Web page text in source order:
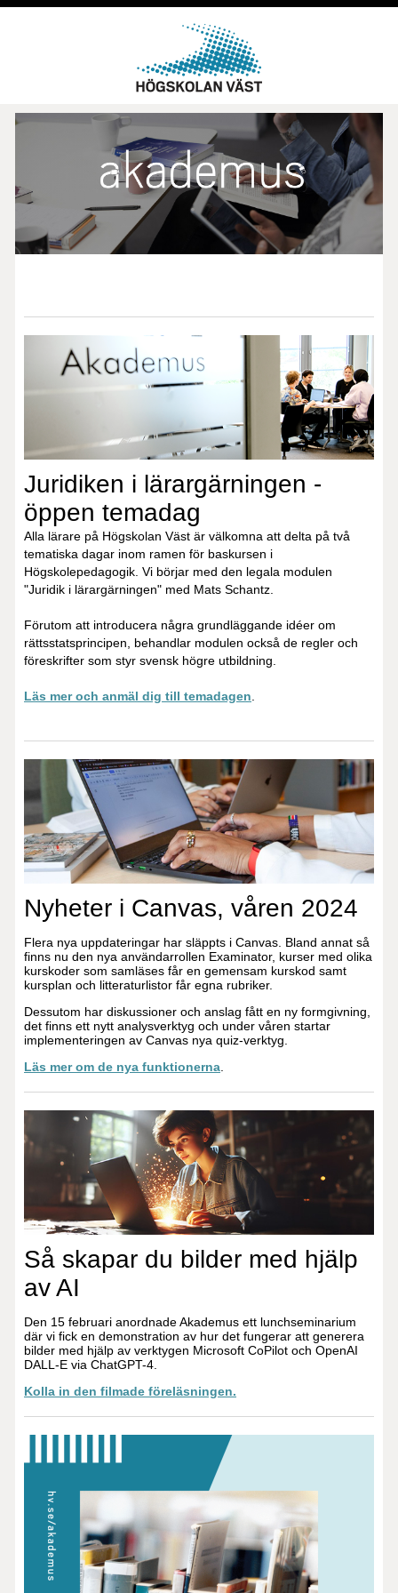
Juridiken i lärargärningen -
öppen temadag
Alla lärare på Högskolan Väst är välkomna att delta på två
tematiska dagar inom ramen för baskursen i
Högskolepedagogik. Vi börjar med den legala modulen
"Juridik i lärargärningen" med Mats Schantz.
Förutom att introducera några grundläggande idéer om
rättsstatsprincipen, behandlar modulen också de regler och
föreskrifter som styr svensk högre utbildning.
Läs mer och anmäl dig till temadagen
Nyheter i Canvas, våren 2024
Flera nya uppdateringar har släppts i Canvas. Bland annat så
finns nu den nya användarrollen Examinator, kurser med olika
kurskoder som samläses får en gemensam kurskod samt
kursplan och litteraturlistor får egna rubriker.
Dessutom har diskussioner och anslag fått en ny formgivning,
det finns ett nytt analysverktyg och under våren startar
implementeringen av Canvas nya quiz-verktyg.
Läs mer om de nya funktionerna
Så skapar du bilder med hjälp
av AI
Den 15 februari anordnade Akademus ett lunchseminarium
där vi fick en demonstration av hur det fungerar att generera
bilder med hjälp av verktygen Microsoft CoPilot och OpenAI
DALL-E via ChatGPT-4.
Kolla in den filmade föreläsningen.